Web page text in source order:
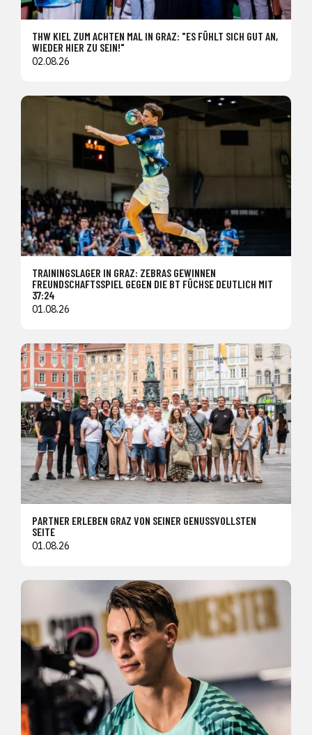
THW KIEL ZUM ACHTEN MAL IN GRAZ: "ES FÜHLT SICH GUT AN,
WIEDER HIER ZU SEIN!"
02.08.26
TRAININGSLAGER IN GRAZ: ZEBRAS GEWINNEN
FREUNDSCHAFTSSPIEL GEGEN DIE BT FÜCHSE DEUTLICH MIT
37:24
01.08.26
PARTNER ERLEBEN GRAZ VON SEINER GENUSSVOLLSTEN
SEITE
01.08.26